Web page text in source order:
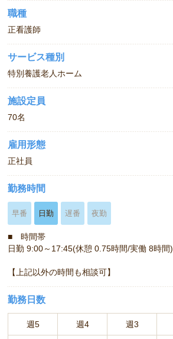
職種
正看護師
サービス種別
特別養護老人ホーム
施設定員
70名
雇用形態
正社員
勤務時間
早番 日勤 遅番 夜勤
■ 時間帯
日勤 9:00～17:45(休憩 0.75時間/実働 8時間)
【上記以外の時間も相談可】
勤務日数
週5 週4 週3